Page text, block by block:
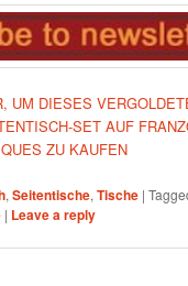
UM DIESES
SET AUF
ZU KAUFEN
,Seitentische,Tische |
| Leave a reply